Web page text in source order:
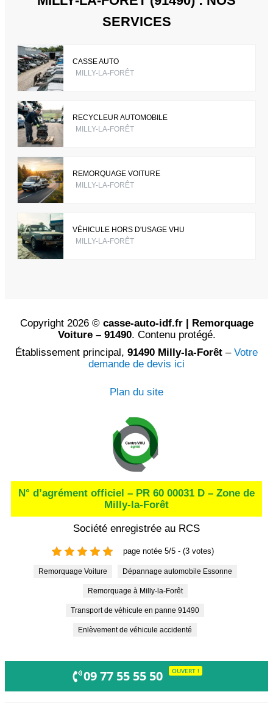
SERVICES
CASSE AUTO
MILLY-LA-FORÊT
RECYCLEUR AUTOMOBILE
MILLY-LA-FORÊT
REMORQUAGE VOITURE
MILLY-LA-FORÊT
VÉHICULE HORS D'USAGE VHU
MILLY-LA-FORÊT
Copyright 2026 © casse-auto-idf.fr | Remorquage
Voiture – 91490. Contenu protégé.
Établissement principal, 91490 Milly-la-Forêt – Votre
demande de devis ici
Plan du site
N° d’agrément officiel – PR 60 00031 D – Zone de
Milly-la-Forêt
Société enregistrée au RCS
page notée 5/5 - (3 votes)
Remorquage Voiture Dépannage automobile Essonne
Remorquage à Milly-la-Forêt
Transport de véhicule en panne 91490
Enlèvement de véhicule accidenté
09 77 55 55 50 OUVERT !